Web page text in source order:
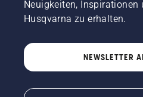
Neuigkeiten, Inspirationen
Husqvarna zu erhalten.
NEWSLETTER